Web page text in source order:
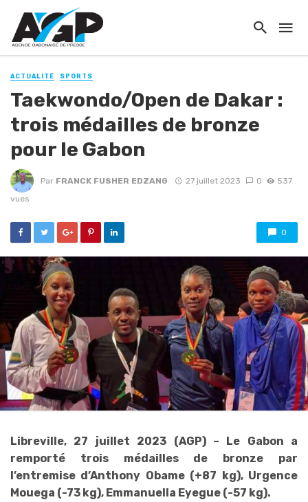
ACTUALITÉ SPORTS
Taekwondo/Open de Dakar :
trois médailles de bronze
pour le Gabon
Par FRANCK FUSHER EDZANG 27 juillet 2023 0
537
vues
0
Libreville, 27 juillet 2023 (AGP) – Le Gabon a
remporté trois médailles de bronze par
l’entremise d’Anthony Obame (+87 kg), Urgence
Mouega (-73 kg), Emmanuella Eyegue (-57 kg).